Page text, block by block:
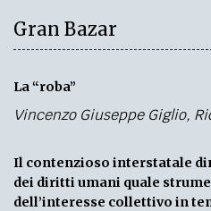
Gran Bazar
La “roba”
Vincenzo Giuseppe Giglio,
Il contenzioso interstatale
dei diritti umani quale
dell’interesse collettivo in